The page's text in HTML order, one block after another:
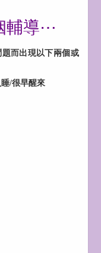
輔導⋯
而出現以下兩個或
/很早醒來